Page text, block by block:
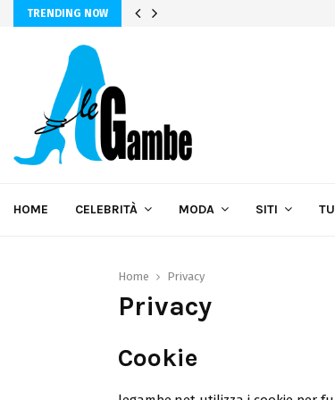
TRENDING NOW
HOME CELEBRITÀ MODA SITI
Home Privacy
Privacy
Cookie